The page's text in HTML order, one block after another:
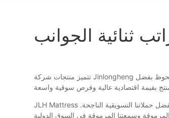
ثنائية الجوانب
تتميز منتجات شركة Jinlongheng للأثاث المحدودة بفعاليتها من حيث التكلفة، حيث تتفوق على منافسيها في السوق من جميع النواحي، كالجودة والأداء والمتانة. وقد زاد عمر الخدمة والأداء بشكل ملحوظ بفضل
JLH Mattress نركز بشغف على تحسين رضا العملاء. دخلنا السوق الدولية بصدقٍ تام. بفضل سمعتنا الطيبة في الصين، اكتسبت علامتنا التجارية شهرةً واسعةً بين العملاء حول العالم بفضل حملاتنا التسويقية الناجحة.